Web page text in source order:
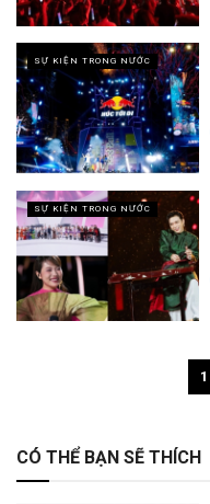
SỰ KIỆN TRONG NƯỚC
SỰ KIỆN TRONG NƯỚC
1
CÓ THỂ BẠN SẼ THÍCH